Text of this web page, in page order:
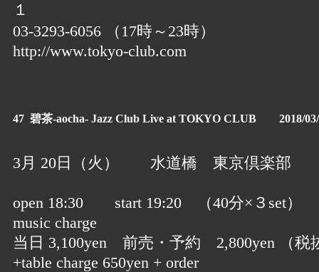
１
03-3293-6056 （17時～23時）
http://www.tokyo-club.com
47 碧茶-aocha- Jazz Club Live at TOKYO CLUB 2018/
3月 20日（火） 水道橋 東京倶楽部
open 18:30 start 19:20 （40分×３set）
music charge
当日 3,100yen 前売・予約 2,800yen （税
+table charge 650yen + order